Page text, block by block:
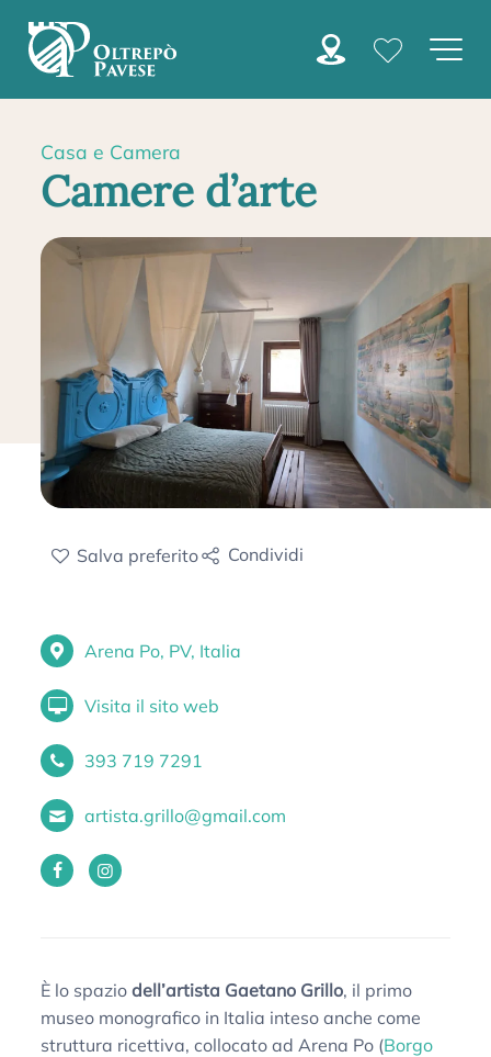
Casa e Camera
Camere d’arte
HOME CAMERE D’ARTE
Salva preferito Condividi
Arena Po, PV, Italia
Visita il sito web
393 719 7291
artista.grillo@gmail.com
È lo spaziodell’artista Gaetano Grillo, il primo
museo monografico in Italia inteso anche come
struttura ricettiva, collocato ad Arena Po (Borgo